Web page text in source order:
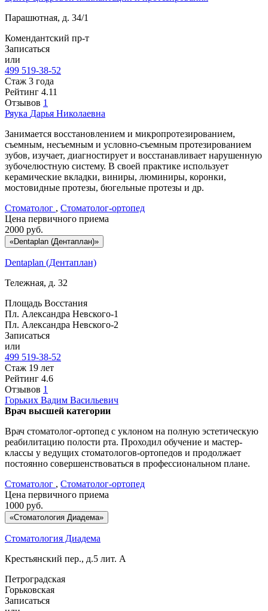
Парашютная, д. 34/1
Комендантский пр-т
Записаться
или
499 519-38-52
Стаж 3 года
Рейтинг 4.11
Отзывов 1
Ряука Дарья Николаевна
Занимается восстановлением и микропротезированием,
съемным, несъемным и условно-съемным протезированием
зубов, изучает, диагностирует и восстанавливает нарушенную
зубочелюстную систему. В своей практике использует
керамические вкладки, виниры, люминиры, коронки,
мостовидные протезы, бюгельные протезы и др.
Стоматолог , Стоматолог-ортопед
Цена первичного приема
2000 руб.
«Dentaplan (Дентаплан)»
Dentaplan (Дентаплан)
Тележная, д. 32
Площадь Восстания
Пл. Александра Невского-1
Пл. Александра Невского-2
Записаться
или
499 519-38-52
Стаж 19 лет
Рейтинг 4.6
Отзывов 1
Горьких Вадим Васильевич
Врач высшей категории
Врач стоматолог-ортопед с уклоном на полную эстетическую
реабилитацию полости рта. Проходил обучение и мастер-
классы у ведущих стоматологов-ортопедов и продолжает
постоянно совершенствоваться в профессиональном плане.
Стоматолог , Стоматолог-ортопед
Цена первичного приема
1000 руб.
«Стоматология Диадема»
Стоматология Диадема
Крестьянский пер., д.5 лит. А
Петроградская
Горьковская
Записаться